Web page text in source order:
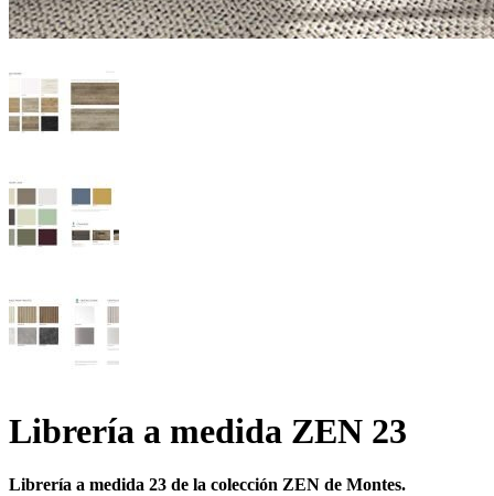
Librería a medida ZEN 23
Librería a medida 23 de la colección ZEN de Montes.